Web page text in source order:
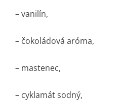
– vanilín,
– čokoládová aróma,
– mastenec,
– cyklamát sodný,